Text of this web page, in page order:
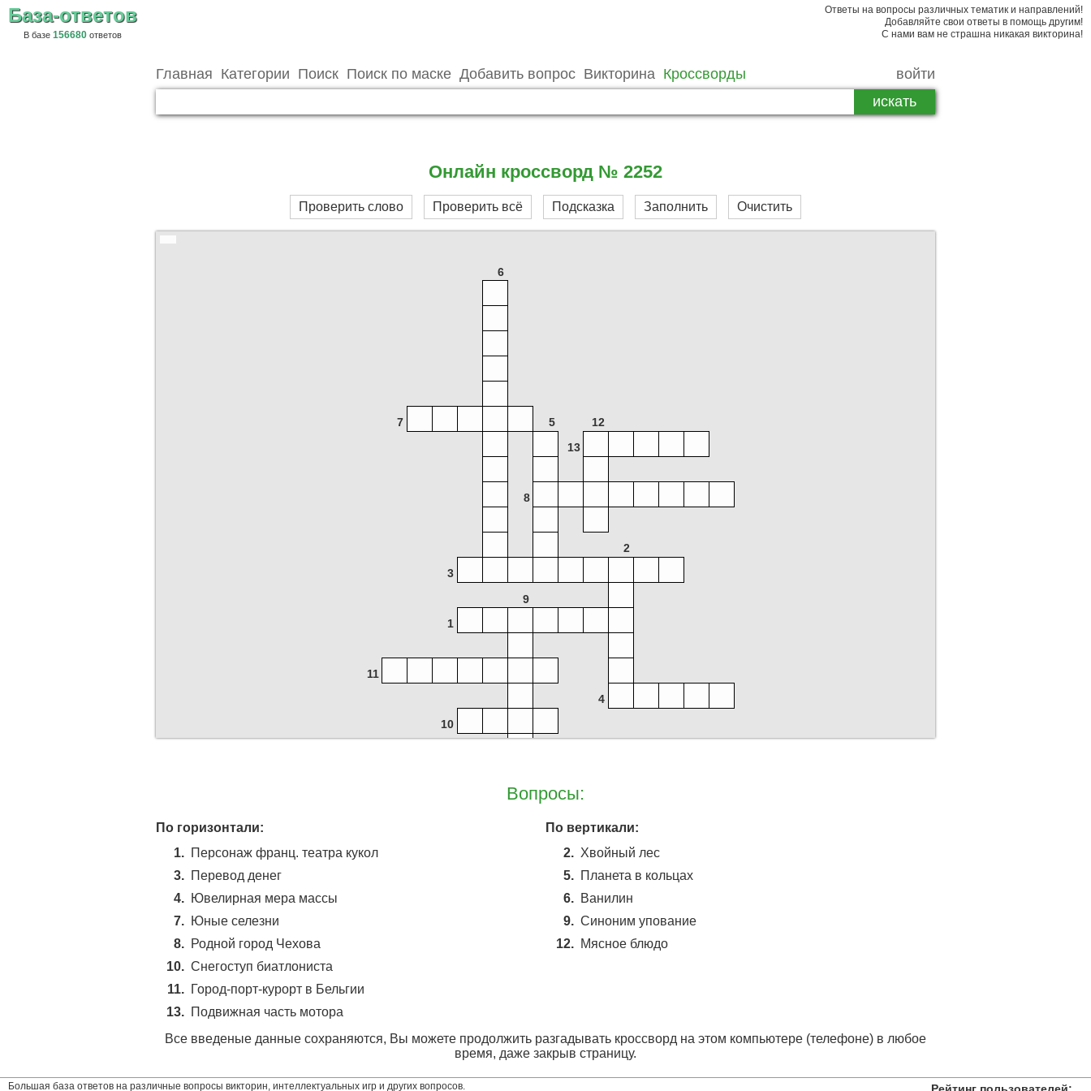
База-ответов
В базе 156680 ответов
Ответы на вопросы различных тематик и направлений!
Добавляйте свои ответы в помощь другим!
С нами вам не страшна никакая викторина!
Главная Категории Поиск Поиск по маске Добавить вопрос Викторина Кроссворды войти
Онлайн кроссворд № 2252
Проверить слово Проверить всё Подсказка Заполнить Очистить
6
7 5
12
13
8
2
3
9
1
11
4
10
Вопросы:
По горизонтали:
1. Персонаж франц. театра кукол
3. Перевод денег
4. Ювелирная мера массы
7. Юные селезни
8. Родной город Чехова
10. Снегоступ биатлониста
11. Город-порт-курорт в Бельгии
13. Подвижная часть мотора
По вертикали:
2. Хвойный лес
5. Планета в кольцах
6. Ванилин
9. Синоним упование
12. Мясное блюдо
Все введеные данные сохраняются, Вы можете продолжить разгадывать кроссворд на этом компьютере (телефоне) в любое
время, даже закрыв страницу.
Большая база ответов на различные вопросы викторин, интеллектуальных игр и других вопросов.